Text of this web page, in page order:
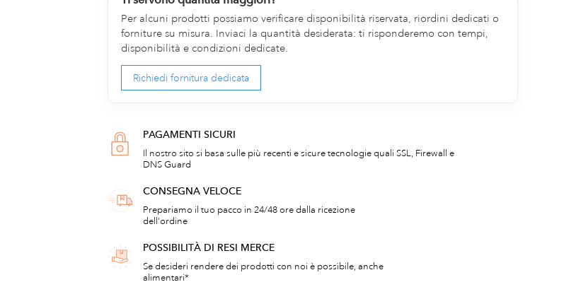
Per alcuni prodotti possiamo verificare disponibilità riservata, riordini dedicati o
forniture su misura. Inviaci la quantità desiderata: ti risponderemo con tempi,
disponibilità e condizioni dedicate.
Richiedi fornitura dedicata
PAGAMENTI SICURI
Il nostro sito si basa sulle più recenti e sicure tecnologie quali SSL, Firewall e
DNS Guard
CONSEGNA VELOCE
Prepariamo il tuo pacco in 24/48 ore dalla ricezione
dell'ordine
POSSIBILITÀ DI RESI MERCE
Se desideri rendere dei prodotti con noi è possibile, anche
alimentari*